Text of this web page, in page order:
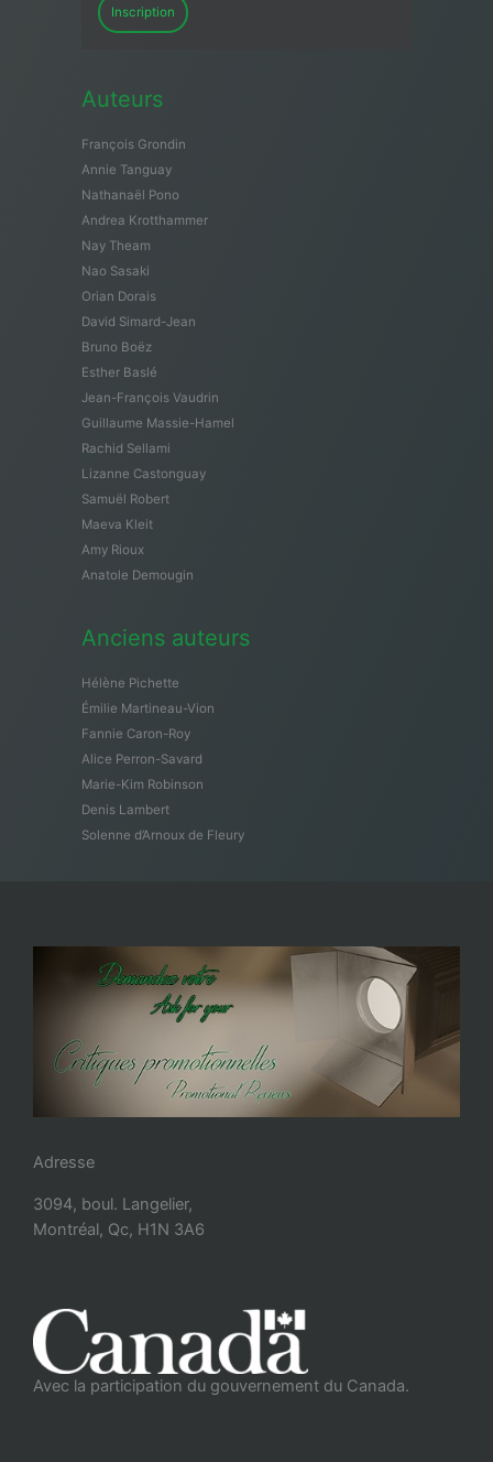
Inscription
Auteurs
François Grondin
Annie Tanguay
Nathanaël Pono
Andrea Krotthammer
Nay Theam
Nao Sasaki
Orian Dorais
David Simard-Jean
Bruno Boëz
Esther Baslé
Jean-François Vaudrin
Guillaume Massie-Hamel
Rachid Sellami
Lizanne Castonguay
Samuël Robert
Maeva Kleit
Amy Rioux
Anatole Demougin
Anciens auteurs
Hélène Pichette
Émilie Martineau-Vion
Fannie Caron-Roy
Alice Perron-Savard
Marie-Kim Robinson
Denis Lambert
Solenne d’Arnoux de Fleury
Adresse
3094, boul. Langelier,
Montréal, Qc, H1N 3A6
Avec la participation du gouvernement du Canada.